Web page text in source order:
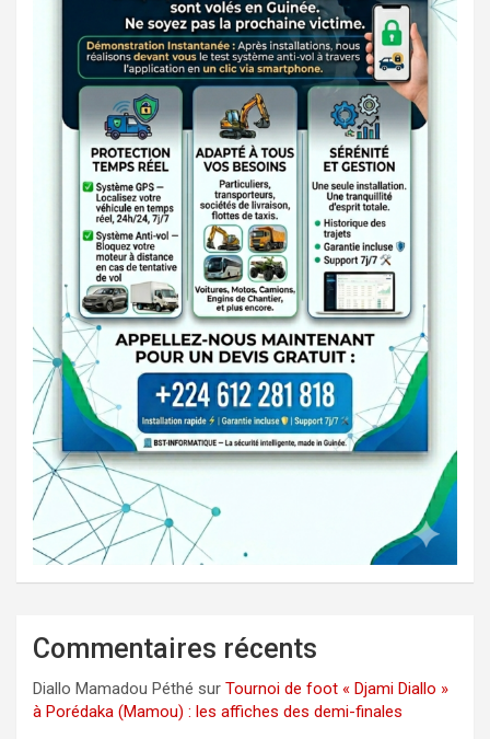
Commentaires récents
Diallo Mamadou Péthé sur Tournoi de foot « Djami Diallo »
à Porédaka (Mamou) : les affiches des demi-finales